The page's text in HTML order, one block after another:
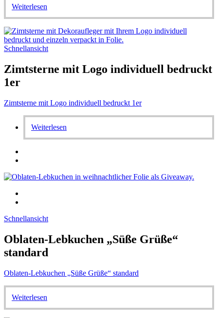
Weiterlesen
Schnellansicht
Zimtsterne mit Logo individuell bedruckt
1er
Zimtsterne mit Logo individuell bedruckt 1er
Weiterlesen
Schnellansicht
Oblaten-Lebkuchen „Süße Grüße“
standard
Oblaten-Lebkuchen „Süße Grüße“ standard
Weiterlesen